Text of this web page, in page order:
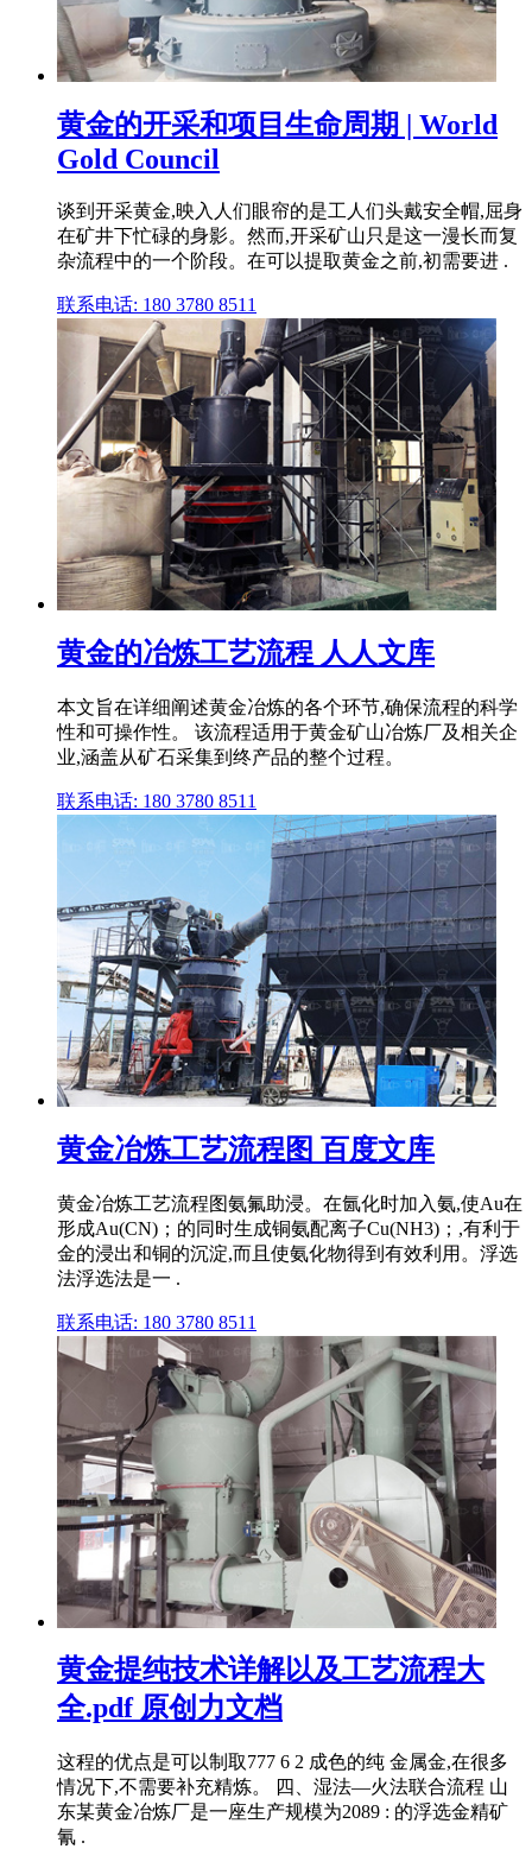
黄金的开采和项目生命周期 | World
Gold Council
谈到开采黄金,映入人们眼帘的是工人们头戴安全帽,屈身
在矿井下忙碌的身影。然而,开采矿山只是这一漫长而复
杂流程中的一个阶段。在可以提取黄金之前,初需要进 .
联系电话: 180 3780 8511
黄金的冶炼工艺流程 人人文库
本文旨在详细阐述黄金冶炼的各个环节,确保流程的科学
性和可操作性。 该流程适用于黄金矿山冶炼厂及相关企
业,涵盖从矿石采集到终产品的整个过程。
联系电话: 180 3780 8511
黄金冶炼工艺流程图 百度文库
黄金冶炼工艺流程图氨氟助浸。在氤化时加入氨,使Au在
形成Au(CN)；的同时生成铜氨配离子Cu(NH3)；,有利于
金的浸出和铜的沉淀,而且使氨化物得到有效利用。浮选
法浮选法是一 .
联系电话: 180 3780 8511
黄金提纯技术详解以及工艺流程大
全.pdf 原创力文档
这程的优点是可以制取777 6 2 成色的纯 金属金,在很多
情况下,不需要补充精炼。 四、湿法—火法联合流程 山
东某黄金冶炼厂是一座生产规模为2089 : 的浮选金精矿
氰 .